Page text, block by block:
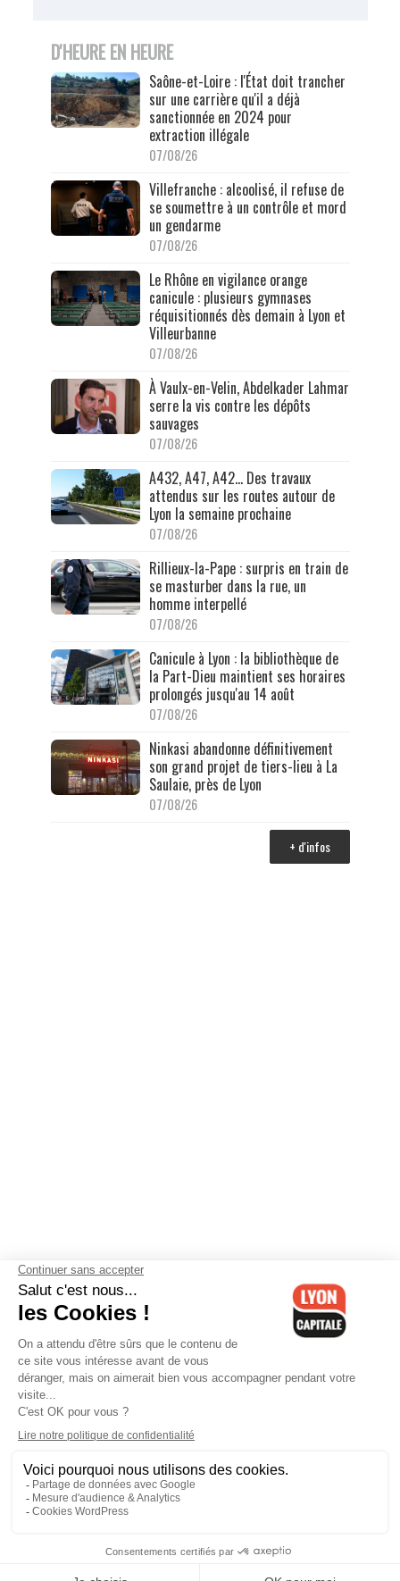
D'HEURE EN HEURE
Saône-et-Loire : l'État doit trancher
sur une carrière qu'il a déjà
sanctionnée en 2024 pour
extraction illégale
07/08/26
Villefranche : alcoolisé, il refuse de
se soumettre à un contrôle et mord
un gendarme
07/08/26
Le Rhône en vigilance orange
canicule : plusieurs gymnases
réquisitionnés dès demain à Lyon et
Villeurbanne
07/08/26
À Vaulx-en-Velin, Abdelkader Lahmar
serre la vis contre les dépôts
sauvages
07/08/26
A432, A47, A42… Des travaux
attendus sur les routes autour de
Lyon la semaine prochaine
07/08/26
Rillieux-la-Pape : surpris en train de
se masturber dans la rue, un
homme interpellé
07/08/26
Canicule à Lyon : la bibliothèque de
la Part-Dieu maintient ses horaires
prolongés jusqu'au 14 août
07/08/26
Ninkasi abandonne définitivement
son grand projet de tiers-lieu à La
Saulaie, près de Lyon
07/08/26
+ d'infos
Contactez-nous-Mentions légales-CGV-Politique de
confidentialité-Gestion des cookies
Cedex 06